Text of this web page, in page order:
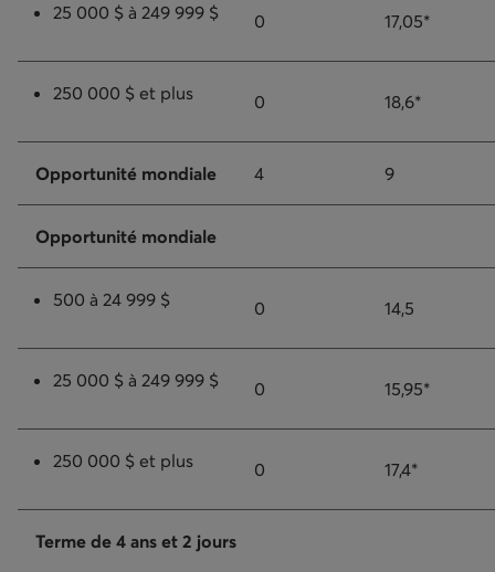
25 000 $ à 249 999 $ 0 17,05*
250 000 $ et plus 0 18,6*
Opportunité mondiale 4 9
Opportunité mondiale
500 à 24 999 $ 0 14,5
25 000 $ à 249 999 $ 0 15,95*
250 000 $ et plus 0 17,4*
Terme de 4 ans et 2 jours